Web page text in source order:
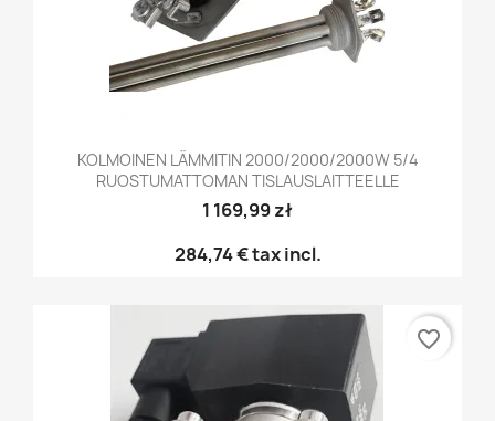
KOLMOINEN LÄMMITIN 2000/2000/2000W 5/4
RUOSTUMATTOMAN TISLAUSLAITTEELLE
1 169,99 zł
284,74 €tax incl.
favorite_border